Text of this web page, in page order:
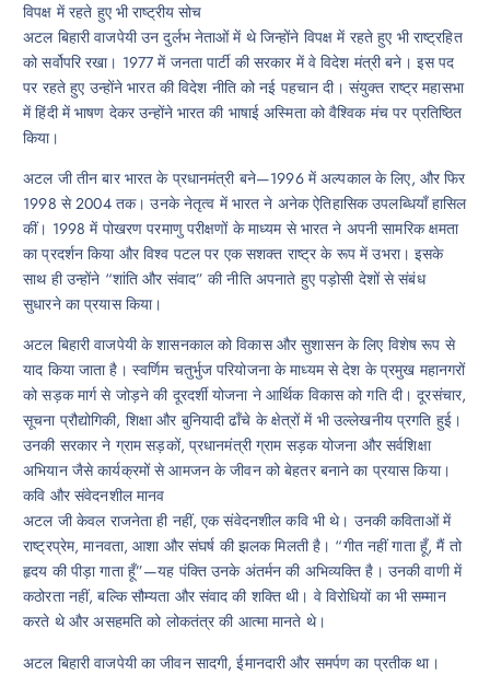
विपक्ष में रहते हुए भी राष्ट्रीय सोच
अटल बिहारी वाजपेयी उन दुर्लभ नेताओं में थे जिन्होंने विपक्ष में रहते हुए भी राष्ट्रहित
को सर्वोपरि रखा। 1977 में जनता पार्टी की सरकार में वे विदेश मंत्री बने। इस पद
पर रहते हुए उन्होंने भारत की विदेश नीति को नई पहचान दी। संयुक्त राष्ट्र महासभा
में हिंदी में भाषण देकर उन्होंने भारत की भाषाई अस्मिता को वैश्विक मंच पर प्रतिष्ठित
किया।
अटल जी तीन बार भारत के प्रधानमंत्री बने—1996 में अल्पकाल के लिए, और फिर
1998 से 2004 तक। उनके नेतृत्व में भारत ने अनेक ऐतिहासिक उपलब्धियाँ हासिल
कीं। 1998 में पोखरण परमाणु परीक्षणों के माध्यम से भारत ने अपनी सामरिक क्षमता
का प्रदर्शन किया और विश्व पटल पर एक सशक्त राष्ट्र के रूप में उभरा। इसके
साथ ही उन्होंने “शांति और संवाद” की नीति अपनाते हुए पड़ोसी देशों से संबंध
सुधारने का प्रयास किया।
अटल बिहारी वाजपेयी के शासनकाल को विकास और सुशासन के लिए विशेष रूप से
याद किया जाता है। स्वर्णिम चतुर्भुज परियोजना के माध्यम से देश के प्रमुख महानगरों
को सड़क मार्ग से जोड़ने की दूरदर्शी योजना ने आर्थिक विकास को गति दी। दूरसंचार,
सूचना प्रौद्योगिकी, शिक्षा और बुनियादी ढाँचे के क्षेत्रों में भी उल्लेखनीय प्रगति हुई।
उनकी सरकार ने ग्राम सड़कों, प्रधानमंत्री ग्राम सड़क योजना और सर्वशिक्षा
अभियान जैसे कार्यक्रमों से आमजन के जीवन को बेहतर बनाने का प्रयास किया।
कवि और संवेदनशील मानव
अटल जी केवल राजनेता ही नहीं, एक संवेदनशील कवि भी थे। उनकी कविताओं में
राष्ट्रप्रेम, मानवता, आशा और संघर्ष की झलक मिलती है। “गीत नहीं गाता हूँ, मैं तो
हृदय की पीड़ा गाता हूँ”—यह पंक्ति उनके अंतर्मन की अभिव्यक्ति है। उनकी वाणी में
कठोरता नहीं, बल्कि सौम्यता और संवाद की शक्ति थी। वे विरोधियों का भी सम्मान
करते थे और असहमति को लोकतंत्र की आत्मा मानते थे।
अटल बिहारी वाजपेयी का जीवन सादगी, ईमानदारी और समर्पण का प्रतीक था।